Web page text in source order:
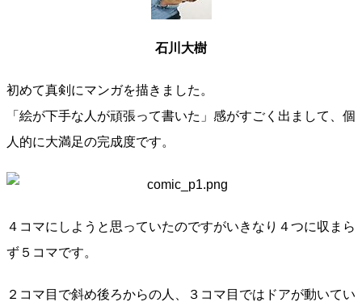
石川大樹
初めて真剣にマンガを描きました。
「絵が下手な人が頑張って書いた」感がすごく出まして、個
人的に大満足の完成度です。
４コマにしようと思っていたのですがいきなり４つに収まら
ず５コマです。
２コマ目で斜め後ろからの人、３コマ目ではドアが動いてい